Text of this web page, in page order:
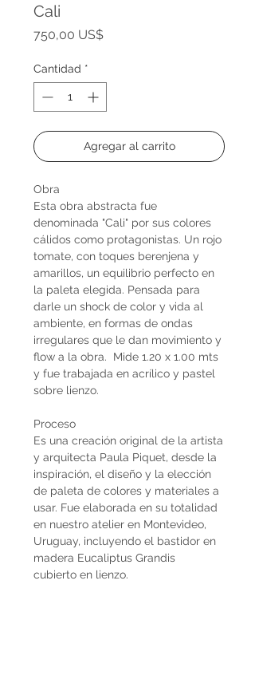
Cali
750,00 US$Precio
Cantidad *
Agregar al carrito
Obra
Esta obra abstracta fue
denominada "Cali" por sus colores
cálidos como protagonistas. Un rojo
tomate, con toques berenjena y
amarillos, un equilibrio perfecto en
la paleta elegida. Pensada para
darle un shock de color y vida al
ambiente, en formas de ondas
irregulares que le dan movimiento y
flow a la obra. Mide 1.20 x 1.00 mts
y fue trabajada en acrílico y pastel
sobre lienzo.
Proceso
Es una creación original de la artista
y arquitecta Paula Piquet, desde la
inspiración, el diseño y la elección
de paleta de colores y materiales a
usar. Fue elaborada en su totalidad
en nuestro atelier en Montevideo,
Uruguay, incluyendo el bastidor en
madera Eucaliptus Grandis
cubierto en lienzo.